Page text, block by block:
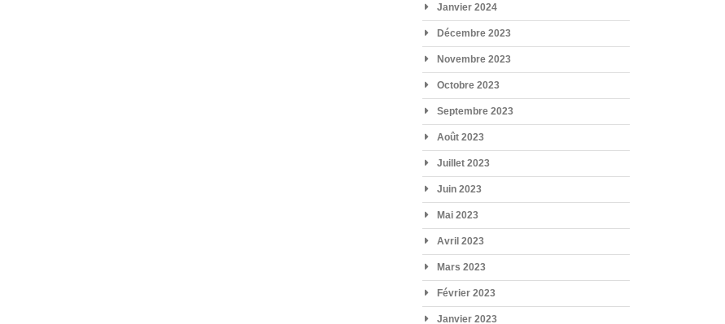
Janvier 2024
Décembre 2023
Novembre 2023
Octobre 2023
Septembre 2023
Août 2023
Juillet 2023
Juin 2023
Mai 2023
Avril 2023
Mars 2023
Février 2023
Janvier 2023